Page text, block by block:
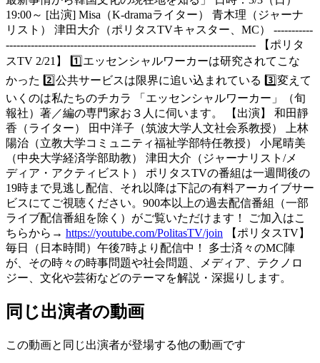
19:00～ [出演] Misa（K-dramaライター） 青木理（ジャーナ
リスト） 津田大介（ポリタスTVキャスター、MC） -----------
---------------------------------------------------------------------- 【ポリタ
スTV 2/21】 1️⃣エッセンシャルワーカーは研究されてこな
かった 2️⃣公共サービスは限界に追い込まれている 3️⃣変えて
いくのは私たちのチカラ 「エッセンシャルワーカー」（旬
報社）著／編の専門家お３人に伺います。 【出演】 和田靜
香（ライター） 田中洋子（筑波大学人文社会系教授） 上林
陽治（立教大学コミュニティ福祉学部特任教授） 小尾晴美
（中央大学経済学部助教） 津田大介（ジャーナリスト/メ
ディア・アクティビスト） ポリタスTVの番組は一週間後の
19時まで見逃し配信、それ以降は下記の有料アーカイブサー
ビスにてご視聴ください。900本以上の過去配信番組（一部
ライブ配信番組を除く）がご覧いただけます！ ご加入はこ
ちらから→ https://youtube.com/PolitasTV/join 【ポリタスTV】
毎日（日本時間）午後7時より配信中！ 多士済々のMC陣
が、その時々の時事問題や社会問題、メディア、テクノロ
ジー、文化や芸術などのテーマを解説・深掘りします。
同じ出演者の動画
この動画と同じ出演者が登場する他の動画です